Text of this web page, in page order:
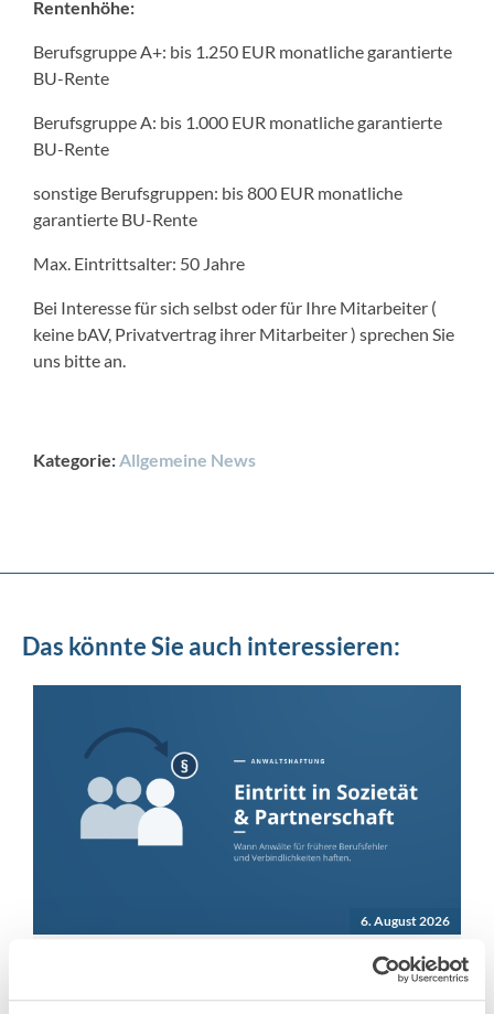
Rentenhöhe:
Berufsgruppe A+: bis 1.250 EUR monatliche garantierte
BU-Rente
Berufsgruppe A: bis 1.000 EUR monatliche garantierte
BU-Rente
sonstige Berufsgruppen: bis 800 EUR monatliche
garantierte BU-Rente
Max. Eintrittsalter: 50 Jahre
Bei Interesse für sich selbst oder für Ihre Mitarbeiter (
keine bAV, Privatvertrag ihrer Mitarbeiter ) sprechen Sie
uns bitte an.
Kategorie: Allgemeine News
Das könnte Sie auch interessieren:
6. August 2026
Anwaltshaftung bei Eintritt in